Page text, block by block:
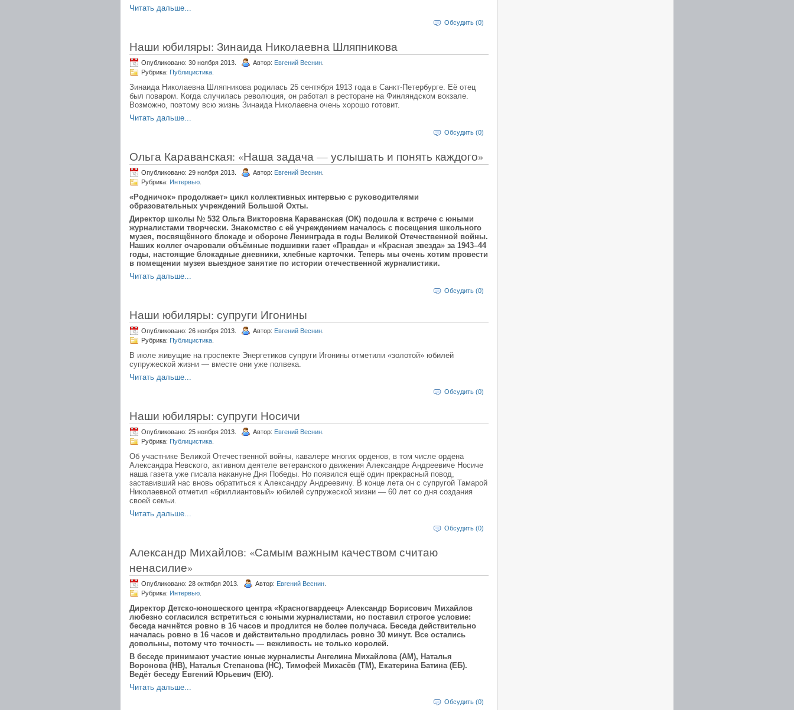
Читать дальше...
Обсудить (0)
Наши юбиляры: Зинаида Николаевна Шляпникова
Опубликовано: 30 ноября 2013. Автор: Евгений Веснин
Рубрика: Публицистика
Зинаида Николаевна Шляпникова родилась 25 сентября 1913 года в Санкт-Петербурге. Её отец
был поваром. Когда случилась революция, он работал в ресторане на Финляндском вокзале.
Возможно, поэтому всю жизнь Зинаида Николаевна очень хорошо готовит.
Читать дальше...
Обсудить (0)
Ольга Караванская: «Наша задача — услышать и понять каждого»
Опубликовано: 29 ноября 2013. Автор: Евгений Веснин
Рубрика: Интервью
«Родничок» продолжает» цикл коллективных интервью с руководителями
образовательных учреждений Большой Охты.
Директор школы № 532 Ольга Викторовна Караванская (ОК) подошла к встрече с юными
журналистами творчески. Знакомство с её учреждением началось с посещения школьного
музея, посвящённого блокаде и обороне Ленинграда в годы Великой Отечественной войны.
Наших коллег очаровали объёмные подшивки газет «Правда» и «Красная звезда» за 1943–44
годы, настоящие блокадные дневники, хлебные карточки. Теперь мы очень хотим провести
в помещении музея выездное занятие по истории отечественной журналистики.
Читать дальше...
Обсудить (0)
Наши юбиляры: супруги Игонины
Опубликовано: 26 ноября 2013. Автор: Евгений Веснин
Рубрика: Публицистика
В июле живущие на проспекте Энергетиков супруги Игонины отметили «золотой» юбилей
супружеской жизни — вместе они уже полвека.
Читать дальше...
Обсудить (0)
Наши юбиляры: супруги Носичи
Опубликовано: 25 ноября 2013. Автор: Евгений Веснин
Рубрика: Публицистика
Об участнике Великой Отечественной войны, кавалере многих орденов, в том числе ордена
Александра Невского, активном деятеле ветеранского движения Александре Андреевиче Носиче
наша газета уже писала накануне Дня Победы. Но появился ещё один прекрасный повод,
заставивший нас вновь обратиться к Александру Андреевичу. В конце лета он с супругой Тамарой
Николаевной отметил «бриллиантовый» юбилей супружеской жизни — 60 лет со дня создания
своей семьи.
Читать дальше...
Обсудить (0)
Александр Михайлов: «Самым важным качеством считаю
ненасилие»
Опубликовано: 28 октября 2013. Автор: Евгений Веснин
Рубрика: Интервью
Директор Детско-юношеского центра «Красногвардеец» Александр Борисович Михайлов
любезно согласился встретиться с юными журналистами, но поставил строгое условие:
беседа начнётся ровно в 16 часов и продлится не более получаса. Беседа действительно
началась ровно в 16 часов и действительно продлилась ровно 30 минут. Все остались
довольны, потому что точность — вежливость не только королей.
В беседе принимают участие юные журналисты Ангелина Михайлова (АМ), Наталья
Воронова (НВ), Наталья Степанова (НС), Тимофей Михасёв (ТМ), Екатерина Батина (ЕБ).
Ведёт беседу Евгений Юрьевич (ЕЮ).
Читать дальше...
Обсудить (0)